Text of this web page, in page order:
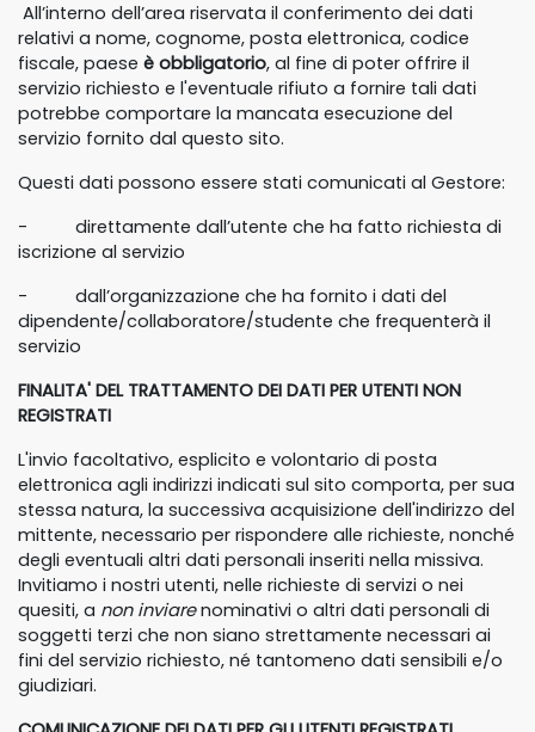
All’interno dell’area riservata il conferimento dei dati
relativi a nome, cognome, posta elettronica, codice
fiscale, paese è obbligatorio, al fine di poter offrire il
servizio richiesto e l'eventuale rifiuto a fornire tali dati
potrebbe comportare la mancata esecuzione del
servizio fornito dal questo sito.
Questi dati possono essere stati comunicati al Gestore:
- direttamente dall’utente che ha fatto richiesta di
iscrizione al servizio
- dall’organizzazione che ha fornito i dati del
dipendente/collaboratore/studente che frequenterà il
servizio
FINALITA' DEL TRATTAMENTO DEI DATI PER UTENTI NON
REGISTRATI
L'invio facoltativo, esplicito e volontario di posta
elettronica agli indirizzi indicati sul sito comporta, per sua
stessa natura, la successiva acquisizione dell'indirizzo del
mittente, necessario per rispondere alle richieste, nonché
degli eventuali altri dati personali inseriti nella missiva.
Invitiamo i nostri utenti, nelle richieste di servizi o nei
quesiti, a non inviarenominativi o altri dati personali di
soggetti terzi che non siano strettamente necessari ai
fini del servizio richiesto, né tantomeno dati sensibili e/o
giudiziari.